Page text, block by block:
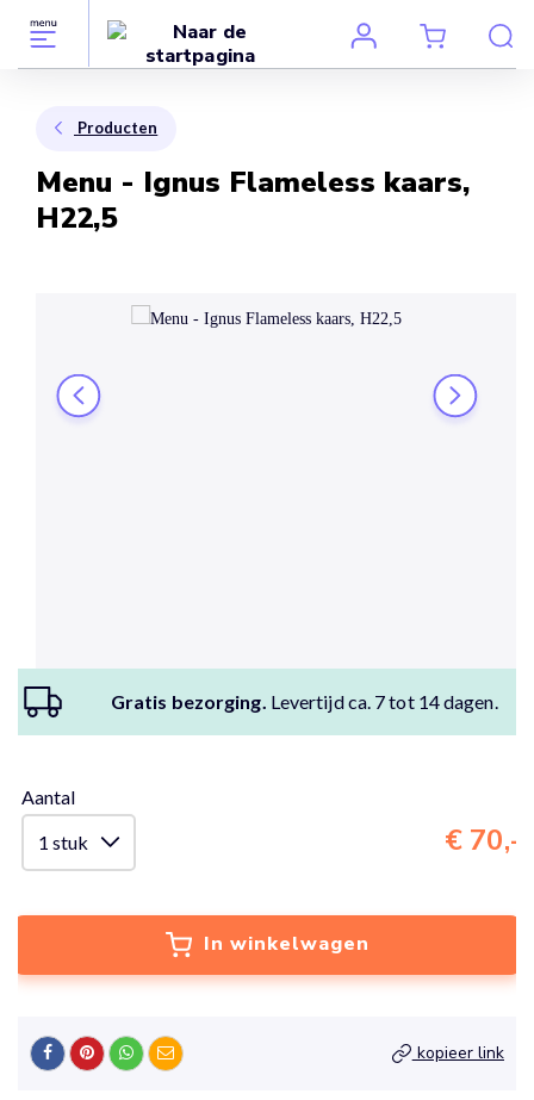
Producten
Menu - Ignus Flameless kaars,
H22,5
Gratis bezorging. Levertijd ca. 7 tot 14 dagen.
Aantal
€ 70,-
In winkelwagen
kopieer link